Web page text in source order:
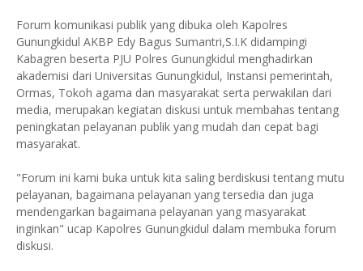
Forum komunikasi publik yang dibuka oleh Kapolres
Gunungkidul AKBP Edy Bagus Sumantri,S.I.K didampingi
Kabagren beserta PJU Polres Gunungkidul menghadirkan
akademisi dari Universitas Gunungkidul, Instansi pemerintah,
Ormas, Tokoh agama dan masyarakat serta perwakilan dari
media, merupakan kegiatan diskusi untuk membahas tentang
peningkatan pelayanan publik yang mudah dan cepat bagi
masyarakat.
"Forum ini kami buka untuk kita saling berdiskusi tentang mutu
pelayanan, bagaimana pelayanan yang tersedia dan juga
mendengarkan bagaimana pelayanan yang masyarakat
inginkan" ucap Kapolres Gunungkidul dalam membuka forum
diskusi.